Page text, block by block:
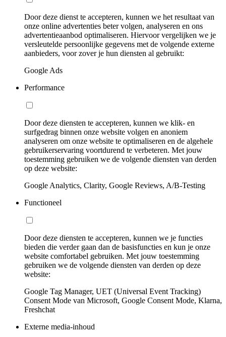
Door deze dienst te accepteren, kunnen we het resultaat van
onze online advertenties beter volgen, analyseren en ons
advertentieaanbod optimaliseren. Hiervoor vergelijken we je
versleutelde persoonlijke gegevens met de volgende externe
aanbieders, voor zover je hun diensten al gebruikt:
Google Ads
Performance
Door deze diensten te accepteren, kunnen we klik- en
surfgedrag binnen onze website volgen en anoniem
analyseren om onze website te optimaliseren en de algehele
gebruikerservaring voortdurend te verbeteren. Met jouw
toestemming gebruiken we de volgende diensten van derden
op deze website:
Google Analytics, Clarity, Google Reviews, A/B-Testing
Functioneel
Door deze diensten te accepteren, kunnen we je functies
bieden die verder gaan dan de basisfuncties en kun je onze
website comfortabel gebruiken. Met jouw toestemming
gebruiken we de volgende diensten van derden op deze
website:
Google Tag Manager, UET (Universal Event Tracking)
Consent Mode van Microsoft, Google Consent Mode, Klarna,
Freshchat
Externe media-inhoud